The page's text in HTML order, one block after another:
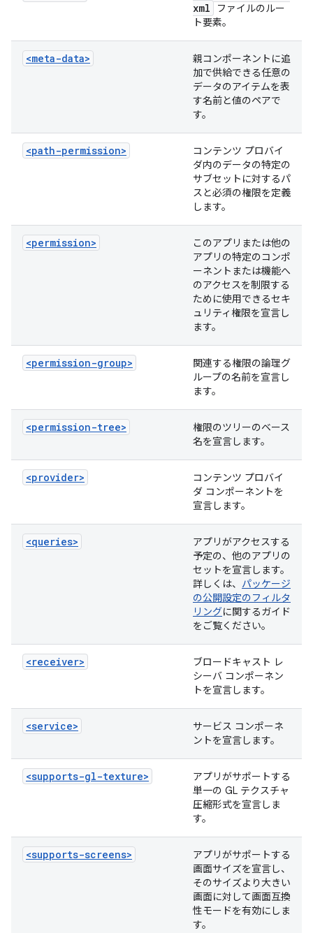
xml
ファイルのルー
ト要素。
<meta-data>
親コンポーネントに追
加で供給できる任意の
データのアイテムを表
す名前と値のペアで
す。
<path-permission>
コンテンツ プロバイ
ダ内のデータの特定の
サブセットに対するパ
スと必須の権限を定義
します。
<permission>
このアプリまたは他の
アプリの特定のコンポ
ーネントまたは機能へ
のアクセスを制限する
ために使用できるセキ
ュリティ権限を宣言し
ます。
<permission-group>
関連する権限の論理グ
ループの名前を宣言し
ます。
<permission-tree>
権限のツリーのベース
名を宣言します。
<provider>
コンテンツ プロバイ
ダ コンポーネントを
宣言します。
<queries>
アプリがアクセスする
予定の、他のアプリの
セットを宣言します。
詳しくは、 パッケージ
の公開設定のフィルタ
リングに関するガイド
をご覧ください。
<receiver>
ブロードキャスト レ
シーバ コンポーネン
トを宣言します。
<service>
サービス コンポーネ
ントを宣言します。
<supports-gl-texture>
アプリがサポートする
単一の GL テクスチャ
圧縮形式を宣言しま
す。
<supports-screens>
アプリがサポートする
画面サイズを宣言し、
そのサイズより大きい
画面に対して画面互換
性モードを有効にしま
す。